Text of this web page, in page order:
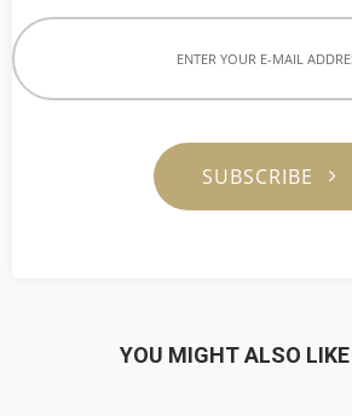
SUBSCRIBE
YOU MIGHT ALSO